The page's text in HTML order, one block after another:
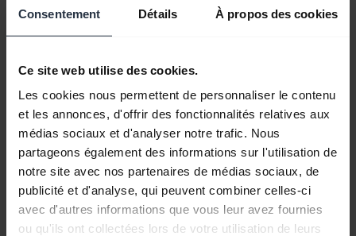
Consentement Détails À propos des cookies
Ce site web utilise des cookies.
Les cookies nous permettent de personnaliser le contenu
et les annonces, d'offrir des fonctionnalités relatives aux
médias sociaux et d'analyser notre trafic. Nous
partageons également des informations sur l'utilisation de
notre site avec nos partenaires de médias sociaux, de
publicité et d'analyse, qui peuvent combiner celles-ci
avec d'autres informations que vous leur avez fournies
ou qu'ils ont collectées lors de votre utilisation de leurs
Vidéos